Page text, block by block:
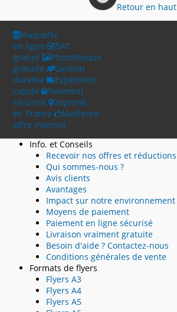
Retour en haut
Maquette
en ligne
BAT
gratuit
Photothèque
gratuite
Gestion
durable
Expédition
rapide
Paiement
sécurisé
Imprimé
en France
Meilleure
offre internet
Info. et Conseils
Recevoir nos offres et réductions
Qui sommes-nous ?
Avis clients
Avantages
Impact sur notre environnement
Moyens de paiement
Paiement en ligne sécurisé
Livraison vraiment gratuite
Besoin d'aide ? Contactez-nous
Conditions générales de vente
Formats de flyers
Flyers A3
Flyers A4
Flyers A5